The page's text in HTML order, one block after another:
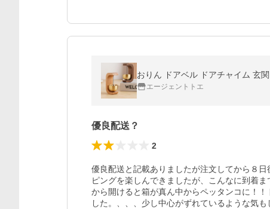
おりん ドアベル ドアチャイム 玄
エージェントトエ
優良配送？
2
優良配送と記載ありましたが注文してから８
ピングを楽しんできましたが、こんなに到着
から開けると箱が真ん中からペッタンコに！
した。、、、少し中心がずれているような気